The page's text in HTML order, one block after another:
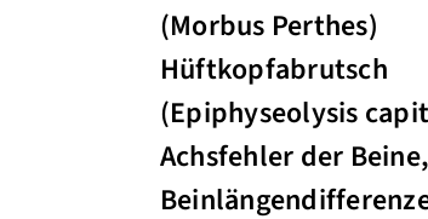
(Morbus Perthes)
Hüftkopfabrutsch
(Epiphyseolysis
Achsfehler der Beine,